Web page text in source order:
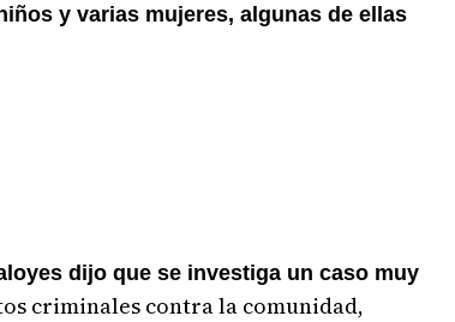
y varias mujeres, algunas de ellas
dijo que se investiga un caso muy
criminales contra la comunidad,